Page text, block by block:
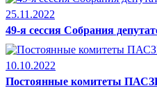
25.11.2022
49-я сессия Собрания
10.10.2022
Постоянные комитеты